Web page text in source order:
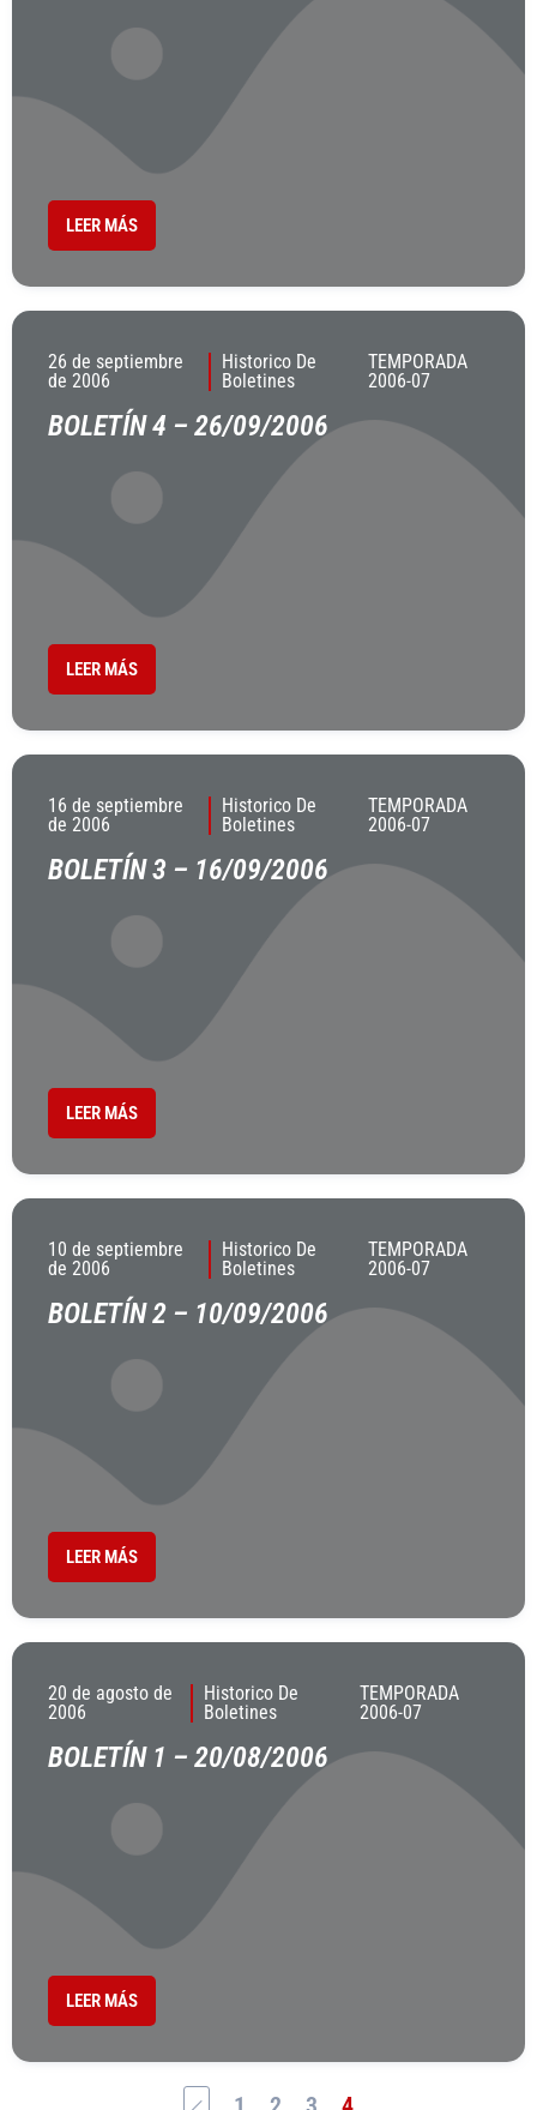
LEER MÁS
26 de septiembre
de 2006
Historico De
Boletines
TEMPORADA
2006-07
BOLETÍN 4 – 26/09/2006
LEER MÁS
16 de septiembre
de 2006
Historico De
Boletines
TEMPORADA
2006-07
BOLETÍN 3 – 16/09/2006
LEER MÁS
10 de septiembre
de 2006
Historico De
Boletines
TEMPORADA
2006-07
BOLETÍN 2 – 10/09/2006
LEER MÁS
20 de agosto de
2006
Historico De
Boletines
TEMPORADA
2006-07
BOLETÍN 1 – 20/08/2006
LEER MÁS